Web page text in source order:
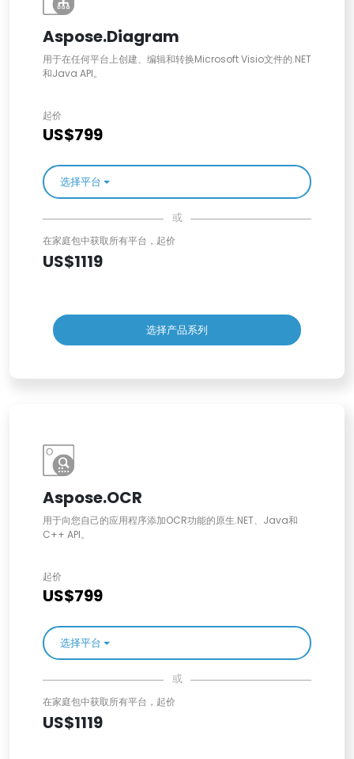
Aspose.Diagram
用于在任何平台上创建、编辑和转换Microsoft Visio文件的.NET
和Java API。
起价
US$799
选择平台
或
在家庭包中获取所有平台，起价
US$1119
选择产品系列
Aspose.OCR
用于向您自己的应用程序添加OCR功能的原生.NET、Java和
C++ API。
起价
US$799
选择平台
或
在家庭包中获取所有平台，起价
US$1119